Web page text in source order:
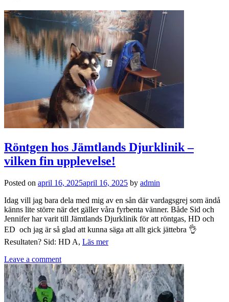
Röntgen hos Jämtlands Djurklinik –
vilken fin upplevelse!
Posted on april 16, 2025april 16, 2025 by admin
Idag vill jag bara dela med mig av en sån där vardagsgrej som ändå
känns lite större när det gäller våra fyrbenta vänner. Både Sid och
Jennifer har varit till Jämtlands Djurklinik för att röntgas, HD och
ED och jag är så glad att kunna säga att allt gick jättebra 👌
Resultaten? Sid: HD A, Läs mer
Leave a comment